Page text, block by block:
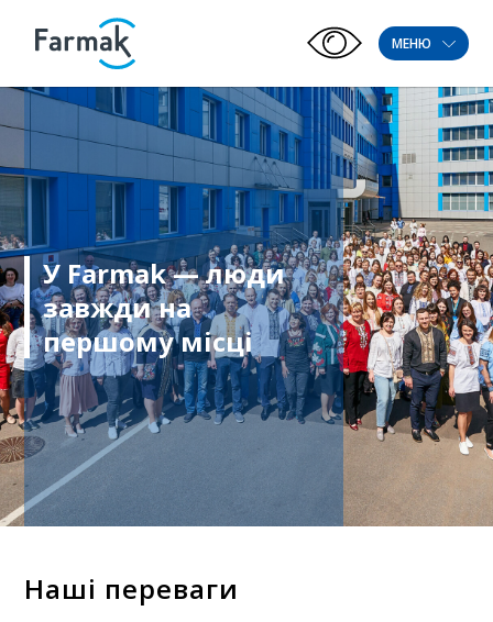
МЕНЮ
У Farmak — люди
завжди на
першому місці
Наші переваги